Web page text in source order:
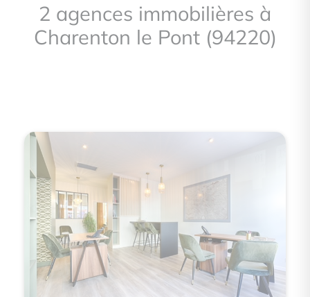
2 agences immobilières à
Charenton le Pont (94220)